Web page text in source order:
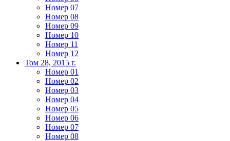
Номер 07
Номер 08
Номер 09
Номер 10
Номер 11
Номер 12
Том 28, 2015 г.
Номер 01
Номер 02
Номер 03
Номер 04
Номер 05
Номер 06
Номер 07
Номер 08